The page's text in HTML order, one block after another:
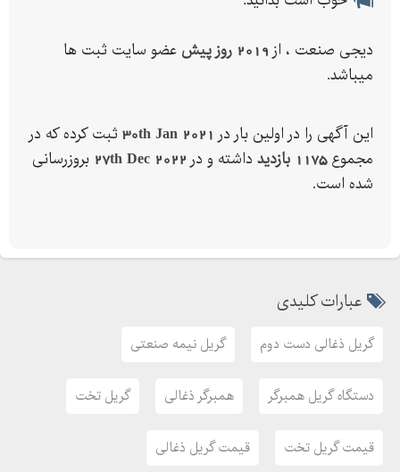
جنس بدنه استیل ضد زنگ
جا گیری فضای کم
ذغال مرغوب
آدرس دفتر فروش : ارومیه خ عطایی روبروی بانک ملی ساختمان سبز
الماس طبقه سوم
آدرس تلگرام : dgsanaat
اینستاگرام : dgsanaat
ارسال دستگاه به سراسر کشور در اسرع وقت.
دیجی صنعت ، از 2019 روز پیش
عضو سایت ثبت ها
میباشد.
این آگهی را در اولین بار در 30th Jan 2021 ثبت کرده که در
مجموع1175 بازدید داشته و در 27th Dec 2022 بروزرسانی
شده است.
عبارات کلیدی
گریل ذغالی دست دوم گریل نیمه صنعتی
دستگاه گریل همبرگر همبرگر ذغالی گریل تخت
قیمت گریل تخت قیمت گریل ذغالی